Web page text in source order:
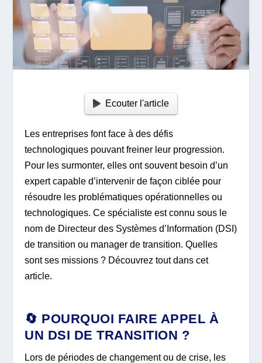
Ecouter l'article
Les entreprises font face à des défis
technologiques pouvant freiner leur progression.
Pour les surmonter, elles ont souvent besoin d’un
expert capable d’intervenir de façon ciblée pour
résoudre les problématiques opérationnelles ou
technologiques. Ce spécialiste est connu sous le
nom de Directeur des Systèmes d’Information (DSI)
de transition ou manager de transition. Quelles
sont ses missions ? Découvrez tout dans cet
article.
🔄 POURQUOI FAIRE APPEL À
UN DSI DE TRANSITION ?
Lors de périodes de changement ou de crise, les